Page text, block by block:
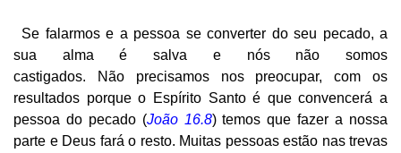
Se falarmos e a pessoa se converter do seu pecado, a
sua alma é salva e nós não somos
castigados. Não precisamos nos preocupar, com os
resultados porque o Espírito Santo é que convencerá a
pessoa do pecado (João 16.8) temos que fazer a nossa
parte e Deus fará o resto. Muitas pessoas estão nas trevas